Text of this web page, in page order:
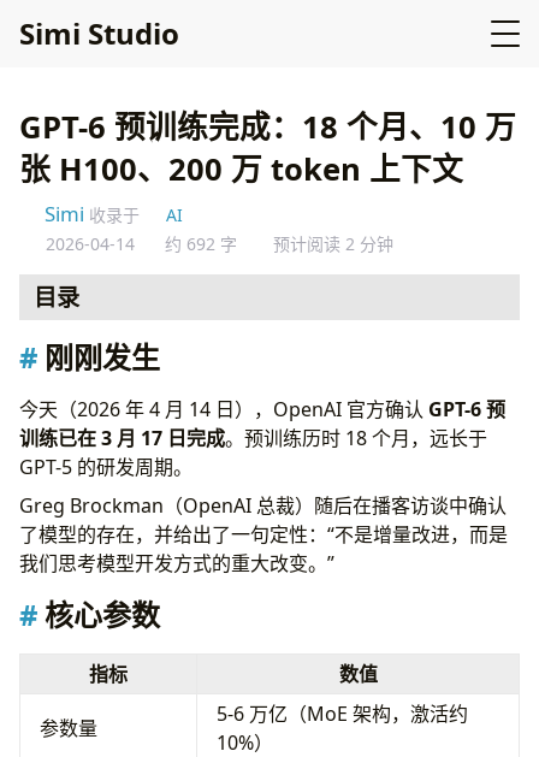
Simi Studio
GPT-6 预训练完成：18 个月、10 万
张 H100、200 万 token 上下文
Simi 收录于
AI
2026-04-14
约 692 字 预计阅读 2 分钟
目录
刚刚发生
核心参数
Symphony 架构
200 万 token 上下文的意义
定价
刚刚发生
今天（2026 年 4 月 14 日），OpenAI 官方确认 GPT-6 预
训练已在 3 月 17 日完成。预训练历时 18 个月，远长于
GPT-5 的研发周期。
Greg Brockman（OpenAI 总裁）随后在播客访谈中确认
了模型的存在，并给出了一句定性：“不是增量改进，而是
我们思考模型开发方式的重大改变。”
核心参数
指标 数值
参数量
5-6 万亿（MoE 架构，激活约
10%）